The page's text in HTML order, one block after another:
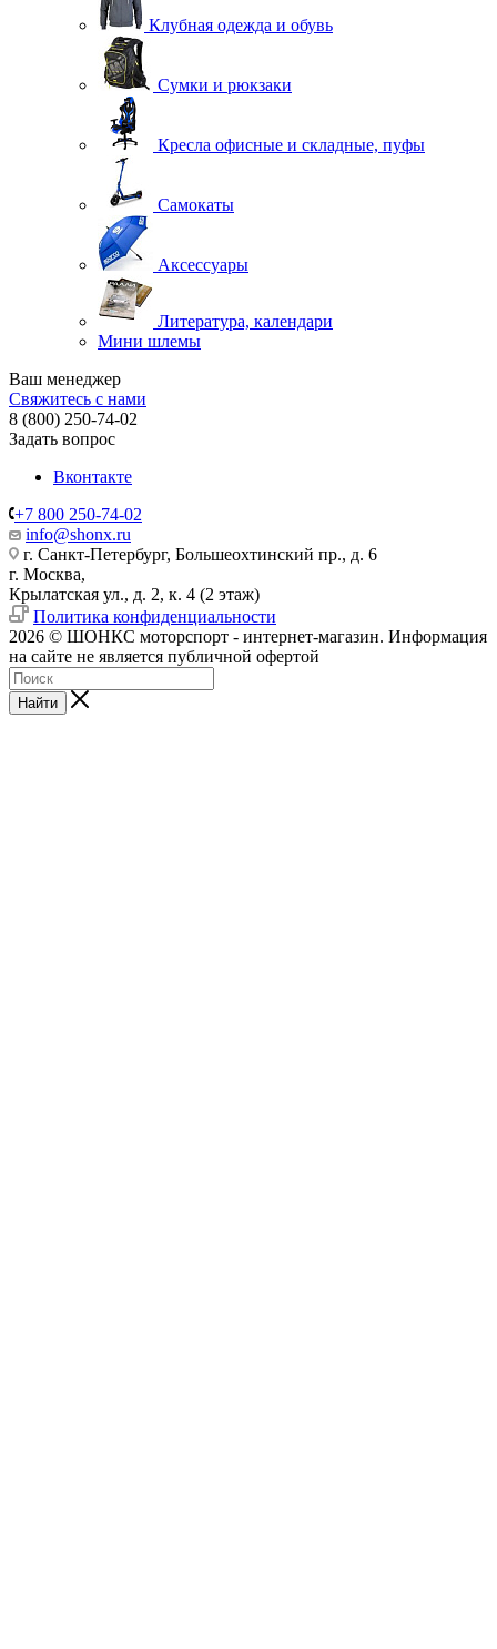
Клубная одежда и обувь
Сумки и рюкзаки
Кресла офисные и складные, пуфы
Самокаты
Аксессуары
Литература, календари
Мини шлемы
Ваш менеджер
Свяжитесь с нами
8 (800) 250-74-02
Задать вопрос
Вконтакте
+7 800 250-74-02
info@shonx.ru
г. Санкт-Петербург, Большеохтинский пр., д. 6
г. Москва,
Крылатская ул., д. 2, к. 4 (2 этаж)
Политика конфиденциальности
2026 © ШОНКС моторспорт - интернет-магазин. Информация
на сайте не является публичной офертой
Найти